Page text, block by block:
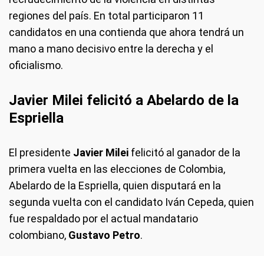
regiones del país. En total participaron 11
candidatos en una contienda que ahora tendrá un
mano a mano decisivo entre la derecha y el
oficialismo.
Javier Milei felicitó a Abelardo de la
Espriella
El presidente Javier Milei felicitó al ganador de la
primera vuelta en las elecciones de Colombia,
Abelardo de la Espriella, quien disputará en la
segunda vuelta con el candidato Iván Cepeda, quien
fue respaldado por el actual mandatario
colombiano, Gustavo Petro.